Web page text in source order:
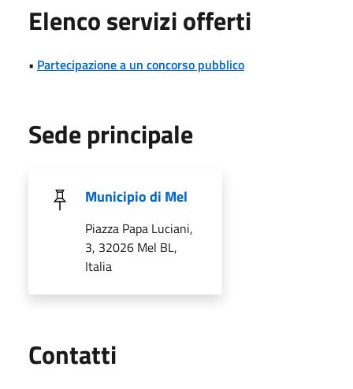
Elenco servizi offerti
• Partecipazione a un concorso pubblico
Sede principale
Municipio di Mel
Piazza Papa Luciani,
3, 32026 Mel BL,
Italia
Contatti